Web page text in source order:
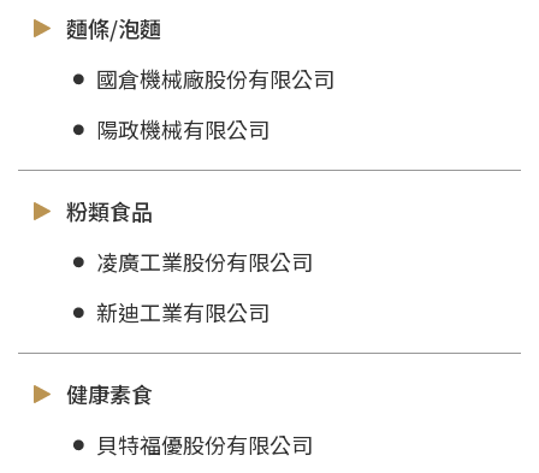
麵條/泡麵
國倉機械廠股份有限公司
陽政機械有限公司
粉類食品
凌廣工業股份有限公司
新迪工業有限公司
健康素食
貝特福優股份有限公司